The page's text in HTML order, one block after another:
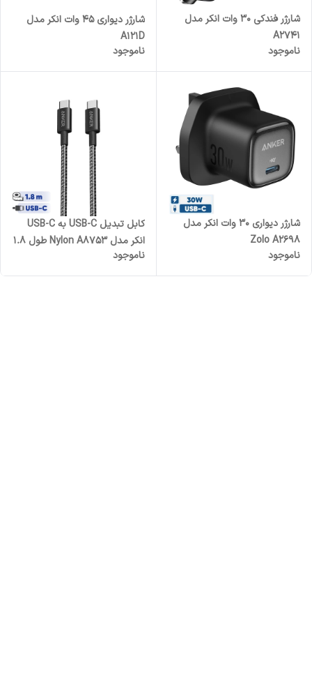
شارژر فندکی 30 وات انکر مدل
A2741
ناموجود
شارژر دیواری 45 وات انکر مدل
A121D
ناموجود
شارژر دیواری 30 وات انکر مدل
Zolo A2698
ناموجود
کابل تبدیل USB-C به USB-C
انکر مدل Nylon A8753 طول 1.8
متر
ناموجود